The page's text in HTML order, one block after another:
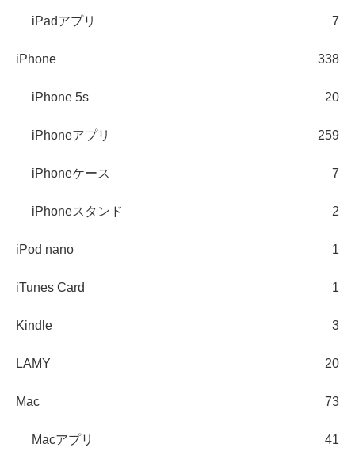
iPadアプリ 7
iPhone 338
iPhone 5s 20
iPhoneアプリ 259
iPhoneケース 7
iPhoneスタンド 2
iPod nano 1
iTunes Card 1
Kindle 3
LAMY 20
Mac 73
Macアプリ 41